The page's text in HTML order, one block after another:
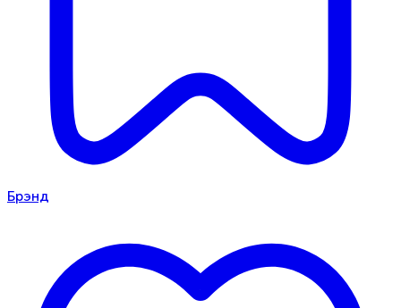
Брэнд